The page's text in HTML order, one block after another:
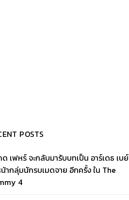
POSTS
ด เฟหร์ จะกลับมารับบทเป็น อาร์เดธ เบย์
ากลุ่มนักรบเมดจาย อีกครั้ง ใน The
4